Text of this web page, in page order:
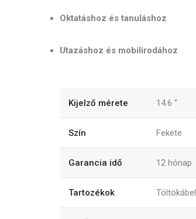
Oktatáshoz és tanuláshoz
Utazáshoz és mobilirodához
Kijelző mérete 14.6 "
Szín Fekete
Garancia idő 12 hónap
Tartozékok Töltökábel